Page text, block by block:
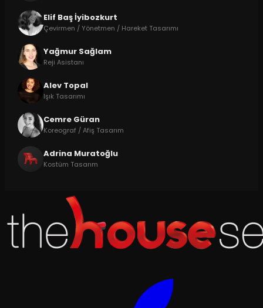
Elif Baş İyibozkurt
Çevirmen / Yönetmen / Hareket Tasarımı
Yağmur Sağlam
Reji Asistanı
Alev Topal
Işık Tasarımı
Cemre Güran
Koreograf / Afiş Tasarım
Adrina Muratoğlu
Kostüm Tasarım